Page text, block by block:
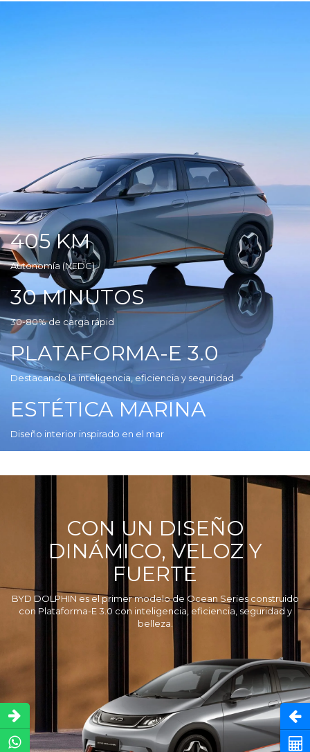
405 KM
Autonomía (NEDC)
30 MINUTOS
30-80% de carga rápid
PLATAFORMA-E 3.0
Destacando la inteligencia, eficiencia y seguridad
ESTÉTICA MARINA
Diseño interior inspirado en el mar
CON UN DISEÑO
DINÁMICO, VELOZ Y
FUERTE
BYD DOLPHIN es el primer modelo de Ocean Series construido
con Plataforma-E 3.0 con inteligencia, eficiencia, seguridad y
belleza.